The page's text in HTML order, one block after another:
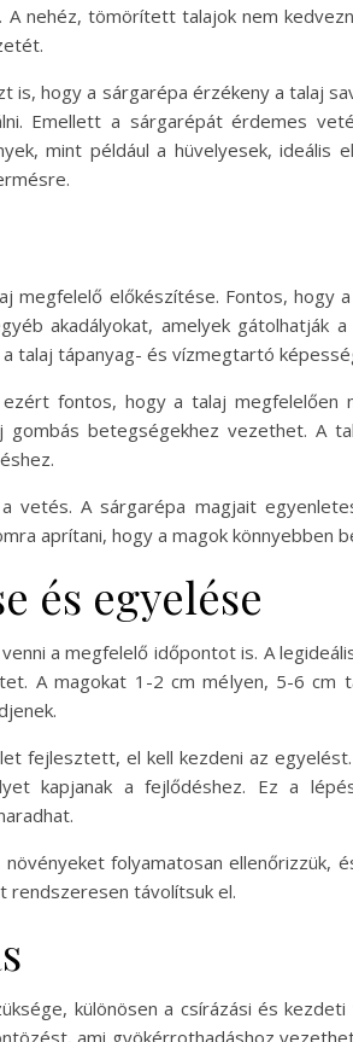
A nehéz, tömörített talajok nem
is, hogy a sárgarépa érzékeny a talaj
Emellett a sárgarépát érdemes
mint például a hüvelyesek,
megfelelő előkészítése. Fontos, hogy
akadályokat, amelyek gátolhatják
talaj tápanyag- és vízmegtartó
fontos, hogy a talaj
betegségekhez vezethet. A
A sárgarépa magjait
aprítani, hogy a magok könnyebben
és egyelése
a megfelelő időpontot is. A
A magokat 1-2 cm mélyen, 5-6 cm
fejlesztett, el kell kezdeni az
kapjanak a fejlődéshez. Ez a
folyamatosan ellenőrizzük,
rendszeresen távolítsuk el.
különösen a csírázási és
ami gyökérrothadáshoz